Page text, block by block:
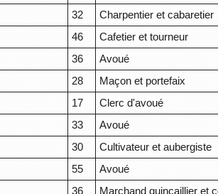
32 Charpentier et cabaretier
46 Cafetier et tourneur
36 Avoué
28 Maçon et portefaix
17 Clerc d'avoué
33 Avoué
30 Cultivateur et aubergiste
55 Avoué
36 Marchand quincaillier et